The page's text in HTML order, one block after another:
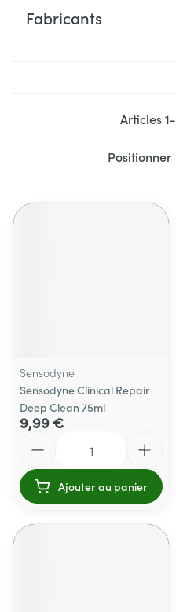
Fabricants
Articles1-
Trier par:
Sensodyne
Sensodyne Clinical Repair
Deep Clean 75ml
9,99 €
Ajouter au panier